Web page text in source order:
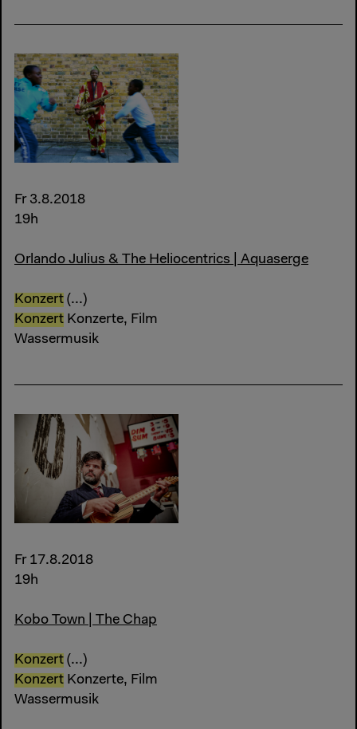
Fr 3.8.2018
19h
Orlando Julius & The Heliocentrics | Aquaserge
Konzert (...)
Konzert Konzerte, Film
Wassermusik
Fr 17.8.2018
19h
Kobo Town | The Chap
Konzert (...)
Konzert Konzerte, Film
Wassermusik